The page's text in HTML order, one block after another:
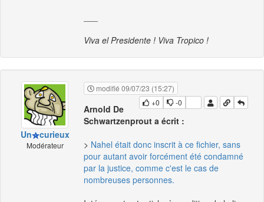
Viva el Presidente ! Viva Tropico !
Un curieux
Modérateur
modifié 09/07/23 (15:27)
+0
-0
Arnold De
Schwartzenprout a écrit :
> Nahel était donc inscrit à ce fichier, sans
pour autant avoir forcément été condamné
par la justice, comme c'est le cas de
nombreuses personnes.